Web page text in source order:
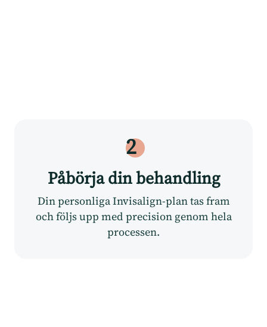
2
Påbörja din behandling
Din personliga Invisalign-plan tas fram
och följs upp med precision genom hela
processen.